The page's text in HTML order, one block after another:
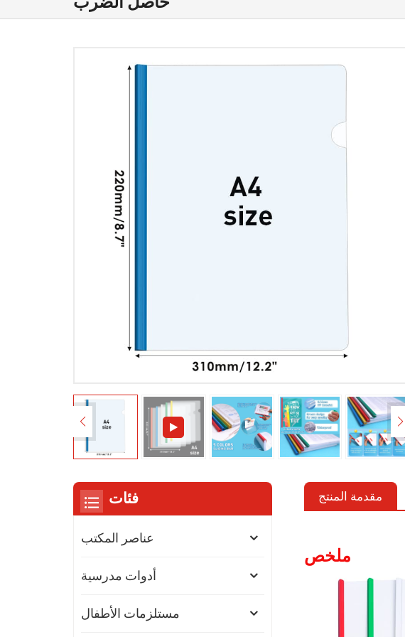
مقدمة المنتج
ملخص
فئات
عناصر المكتب
أدوات مدرسية
مستلزمات الأطفال